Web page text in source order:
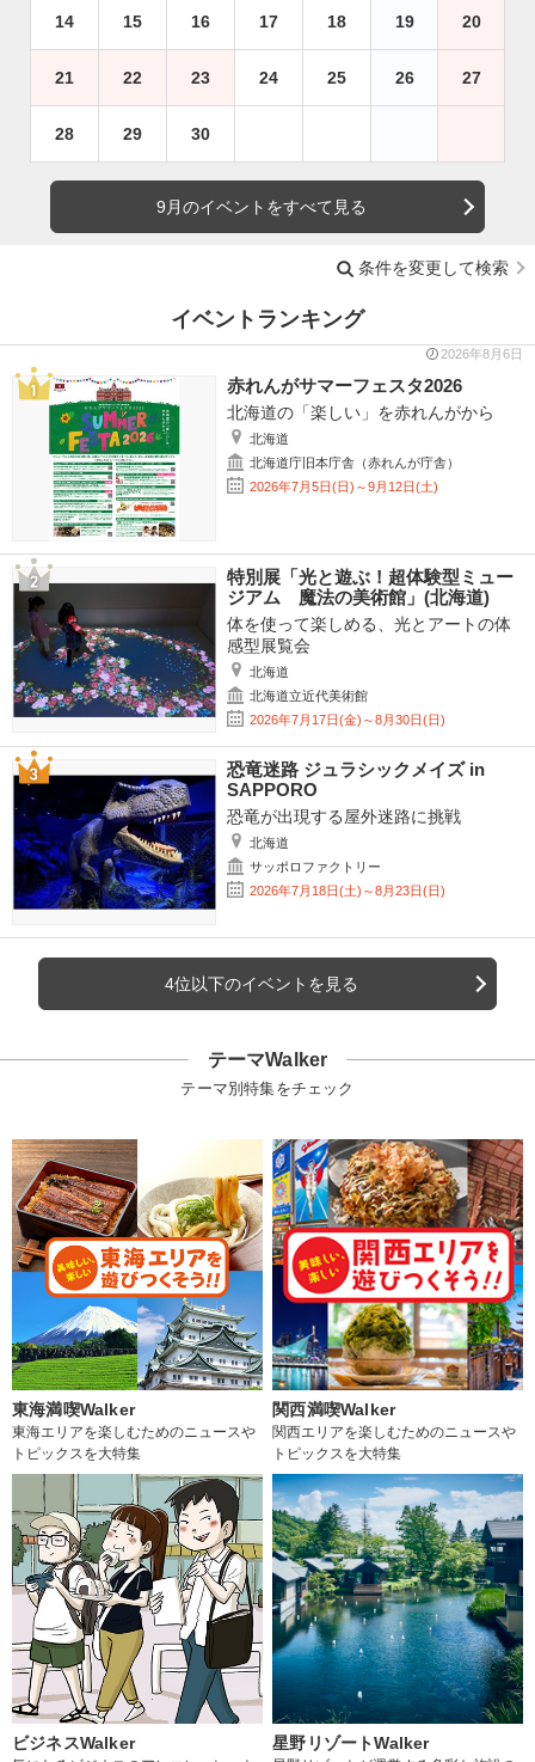
14 15 16 17 18 19 20
21 22 23 24 25 26 27
28 29 30
9月のイベントをすべて見る
条件を変更して検索
イベントランキング
2026年8月6日
赤れんがサマーフェスタ2026
北海道の「楽しい」を赤れんがから
北海道
北海道庁旧本庁舎（赤れんが庁舎）
2026年7月5日(日)～9月12日(土)
特別展「光と遊ぶ！超体験型ミュー
ジアム 魔法の美術館」(北海道)
体を使って楽しめる、光とアートの体
感型展覧会
北海道
北海道立近代美術館
2026年7月17日(金)～8月30日(日)
恐竜迷路 ジュラシックメイズ in
SAPPORO
恐竜が出現する屋外迷路に挑戦
北海道
サッポロファクトリー
2026年7月18日(土)～8月23日(日)
4位以下のイベントを見る
テーマWalker
テーマ別特集をチェック
東海満喫Walker
東海エリアを楽しむためのニュースや
トピックスを大特集
関西満喫Walker
関西エリアを楽しむためのニュースや
トピックスを大特集
ビジネスWalker 星野リゾートWalker